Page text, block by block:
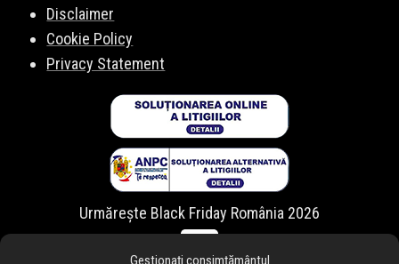
Gestionați consimțământul
Disclaimer
Cookie Policy
Privacy Statement
Urmărește Black Friday România 2026